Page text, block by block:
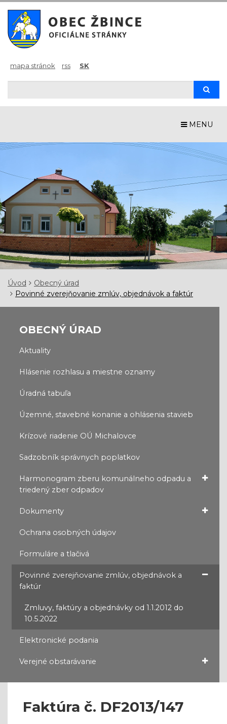
mapa stránok rss SK
MENU
Úvod
Obecný úrad
Povinné zverejňovanie zmlúv, objednávok a faktúr
OBECNÝ ÚRAD
Aktuality
Hlásenie rozhlasu a miestne oznamy
Úradná tabuľa
Územné, stavebné konanie a ohlásenia stavieb
Krízové riadenie OÚ Michalovce
Sadzobník správnych poplatkov
Harmonogram zberu komunálneho odpadu a
triedený zber odpadov
Dokumenty
Ochrana osobných údajov
Formuláre a tlačivá
Povinné zverejňovanie zmlúv, objednávok a
faktúr
Zmluvy, faktúry a objednávky od 1.1.2012 do
10.5.2022
Elektronické podania
Verejné obstarávanie
Faktúra č. DF2013/147